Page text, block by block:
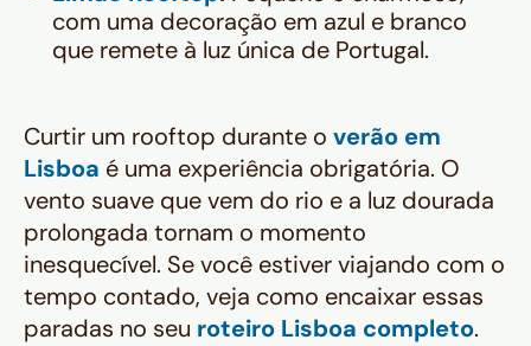
com uma decoração em azul e branco
que remete à luz única de Portugal.
Curtir um rooftop durante o verão em
Lisboa é uma experiência obrigatória. O
vento suave que vem do rio e a luz dourada
prolongada tornam o momento
inesquecível. Se você estiver viajando com o
tempo contado, veja como encaixar essas
paradas no seu roteiro Lisboa completo.